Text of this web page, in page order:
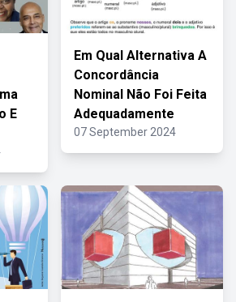
E
Em Qual Alternativa A
Concordância
Nominal Não Foi Feita
Adequadamente
07 September 2024